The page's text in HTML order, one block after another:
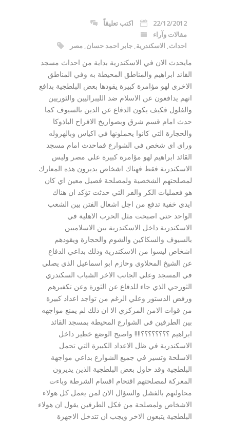
22/12/2012
اكتب تعليقاً
مقالات وآراء
احداث, الاسكندرية, جابر احمد حسان, مصر
مايحدث الان في الاسكندرية بداية من احداث مسجد
القائد ابراهيم والمناطق المحيطة به وفي المناطق
الاخري لهو مؤامرة كبيرة يقودها بعض البلطجية بدافع
انهم يدافعون عن الاسلام ضد الليبراليين والثوريين
والفلول فكيف يكون الدفاع عن الدين بالسيوف كما
حدث امام قسم شرق وبصواريخ الافراح الباذوكا
والحجارة التي كانوا يحملونها في اكياس وبالهروله
وراي اي شخص في الشوارع فماحدث امام مسجد
القائد ابراهيم لهو مؤامرة كبيرة علي مصر وليس
الاسكندرية فقط فهناك اشخاص يديرون هذه المعارك
لمصلحتهم الشخصية ولمصلحة فصيل معين اي كان
هو فعمليات الكر والفر التي حدثت تؤكد ان هناك
ايدي خفية تدفع من اجل اشعال الفتن بين الشعب
الواحد حتي اصبحت مثل الحرب الاهلية في
الاسكندرية داخل الاسكندرية بين الاسلاميين
بالسيوف والسكاكين والشوم والحجارة ويقودهم
اشخاص ليسوا من الاسكندرية وذلك بداعي الدفاع
عن الشيخ المحلاوي وحازم ابو اسماعيل الذي يصلي
في المسجد وعلي الجانب الاخر الشباب السكندري
الثورجي الذي جاء للدفاع عن الثورة وعن تكفيرهم
ورفض الدستور وعلي الرغم من تواجد اعداد كبيرة
من قوات الامن المركزي الا ان ذلك لم يمنع مواجهه
بين الطرفين في الشوارع المحيطة بمسجد القائد
ابراهيم ؟؟؟؟؟؟؟؟!!!! واصبح الوضع خطير داخل
الاسكندرية في ظل الاعداد الكبيرة التي تحمل
الاسلحة وتسير في جميع الشوارع بداعي مواجهة
البلطجية وقد حاول بعض البلطجية الذين يديرون
المعركة لمصلحتهم اقتحام اقسام الشرطة وباءت
محاولتهم بالفشل والسؤال الان لمن يعمل كل هولاء
الاشخاص ولمصلحة من فكل الطرفين يقول ان هولاء
البلطجية يتبعون الاخر ويجب ان تتدخل الاجهزة